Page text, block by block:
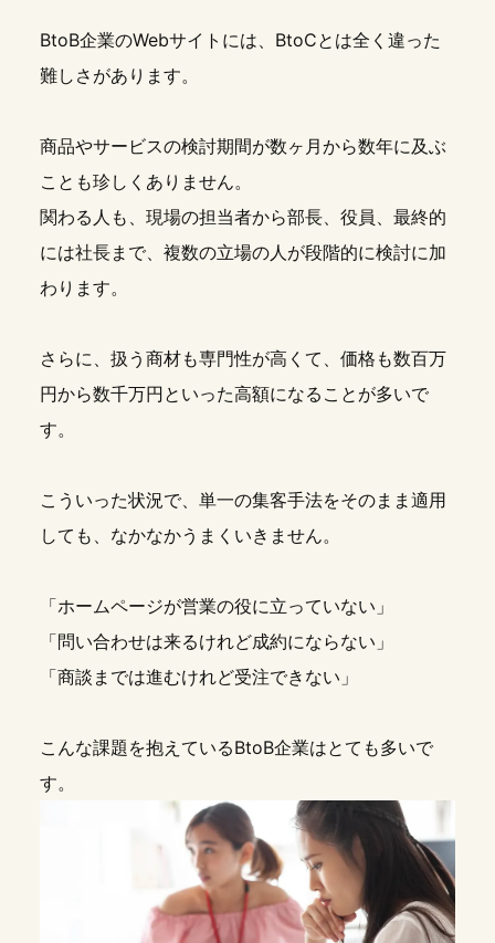
BtoB企業のWebサイトには、BtoCとは全く違った
難しさがあります。
商品やサービスの検討期間が数ヶ月から数年に及ぶ
ことも珍しくありません。
関わる人も、現場の担当者から部長、役員、最終的
には社長まで、複数の立場の人が段階的に検討に加
わります。
さらに、扱う商材も専門性が高くて、価格も数百万
円から数千万円といった高額になることが多いで
す。
こういった状況で、単一の集客手法をそのまま適用
しても、なかなかうまくいきません。
「ホームページが営業の役に立っていない」
「問い合わせは来るけれど成約にならない」
「商談までは進むけれど受注できない」
こんな課題を抱えているBtoB企業はとても多いで
す。